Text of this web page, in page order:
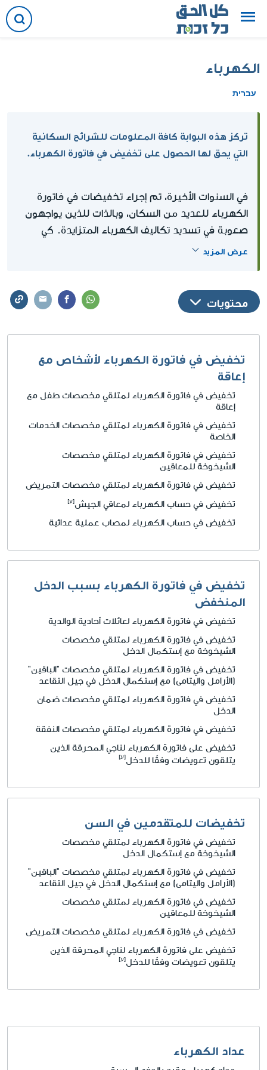
الكهرباء
עברית
تركز هذه البوابة كافة المعلومات للشرائح السكانية
التي يحق لها الحصول على تخفيض في فاتورة الكهرباء.
في السنوات الأخيرة، تم إجراء تخفيضات في فاتورة
الكهرباء للعديد من السكان، وبالذات للذين يواجهون
صعوبة في تسديد تكاليف الكهرباء المتزايدة. كي
يحصل الأشخاص مع إعاقة، والمسنين وذوي الدخل
عرض المزيد
محتويات
تخفيض في فاتورة الكهرباء لأشخاص مع
إعاقة
تخفيض في فاتورة الكهرباء لمتلقي مخصصات طفل مع
إعاقة
تخفيض في فاتورة الكهرباء لمتلقي مخصصات الخدمات
الخاصة
تخفيض في فاتورة الكهرباء لمتلقي مخصصات
الشيخوخة للمعاقين
تخفيض في فاتورة الكهرباء لمتلقي مخصصات التمريض
تخفيض في حساب الكهرباء لمعاقي الجيش
تخفيض في حساب الكهرباء لمصاب عملية عدائية
تخفيض في فاتورة الكهرباء بسبب الدخل
المنخفض
تخفيض في فاتورة الكهرباء لعائلات أحادية الوالدية
تخفيض في فاتورة الكهرباء لمتلقي مخصصات
الشيخوخة مع إستكمال الدخل
تخفيض في فاتورة الكهرباء لمتلقي مخصصات "الباقين"
(الأرامل واليتامى) مع إستكمال الدخل في جيل التقاعد
تخفيض في فاتورة الكهرباء لمتلقي مخصصات ضمان
الدخل
تخفيض في فاتورة الكهرباء لمتلقي مخصصات النفقة
تخفيض على فاتورة الكهرباء لناجي المحرقة الذين
يتلقون تعويضات وفقًا للدخل
تخفيضات للمتقدمين في السن
تخفيض في فاتورة الكهرباء لمتلقي مخصصات
الشيخوخة مع إستكمال الدخل
تخفيض في فاتورة الكهرباء لمتلقي مخصصات "الباقين"
(الأرامل واليتامى) مع إستكمال الدخل في جيل التقاعد
تخفيض في فاتورة الكهرباء لمتلقي مخصصات
الشيخوخة للمعاقين
تخفيض في فاتورة الكهرباء لمتلقي مخصصات التمريض
تخفيض على فاتورة الكهرباء لناجي المحرقة الذين
يتلقون تعويضات وفقًا للدخل
عداد الكهرباء